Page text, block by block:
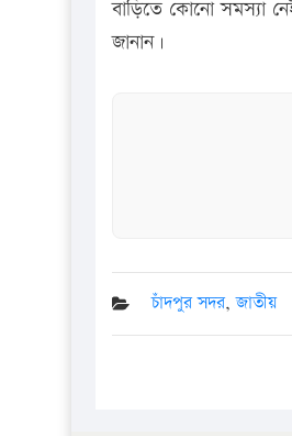
বাড়িতে কোনো সমস্যা
জানান।
চাঁদপুর সদর,জাতীয়